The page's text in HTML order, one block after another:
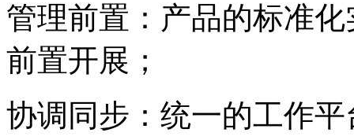
管理前置：产品的标准
前置开展；
协调同步：统一的工作